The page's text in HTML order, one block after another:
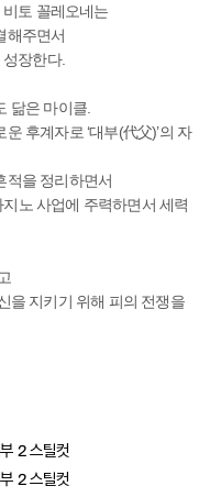
토 꼴레오네는
해주면서
장한다.
닮은 마이클.
후계자로 ‘대부(代父)’의 자
적을 정리하면서
노 사업에 주력하면서 세력
을 지키기 위해 피의 전쟁을